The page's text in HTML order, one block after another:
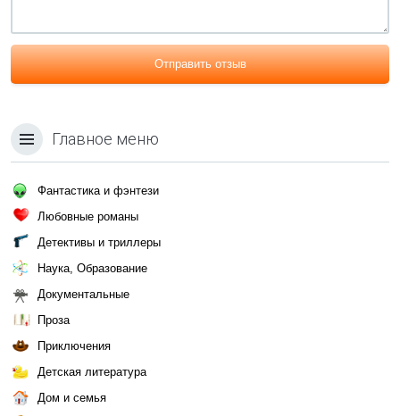
Отправить отзыв
Главное меню
Фантастика и фэнтези
Любовные романы
Детективы и триллеры
Наука, Образование
Документальные
Проза
Приключения
Детская литература
Дом и семья